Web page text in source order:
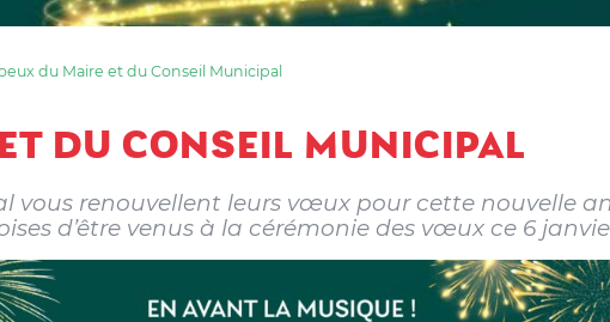
du Maire et du Conseil Municipal
DU CONSEIL MUNICIPAL
vous renouvellent leurs vœux pour cette nouvelle
d’être venus à la cérémonie des vœux ce 6